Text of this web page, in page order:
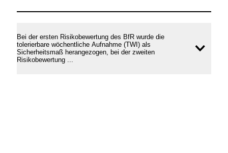
Bei der ersten Risikobewertung des BfR wurde die
tolerierbare wöchentliche Aufnahme (TWI) als
Sicherheitsmaß herangezogen, bei der zweiten
Risikobewertung ...